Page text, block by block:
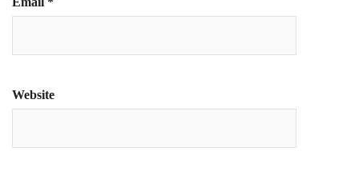
Website